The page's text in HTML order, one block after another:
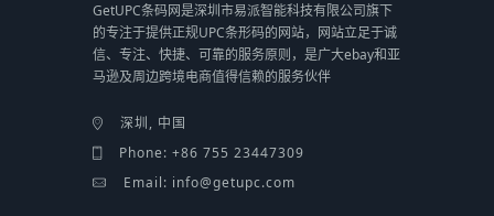
GetUPC条码网是深圳市易派智能科技有限公司旗下
的专注于提供正规UPC条形码的网站，网站立足于诚
信、专注、快捷、可靠的服务原则，是广大ebay和亚
马逊及周边跨境电商值得信赖的服务伙伴
深圳, 中国
Phone: +86 755 23447309
Email: info@getupc.com